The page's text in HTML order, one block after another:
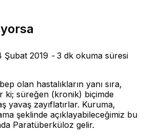
Şubat 2019 -3 dk okuma süresi
olan hastalıkların yanı sıra,
ki; süreğen (kronik) biçimde
yavaş zayıflatırlar. Kuruma,
şeklinde açıklayabileceğimiz bu
Paratüberküloz gelir.